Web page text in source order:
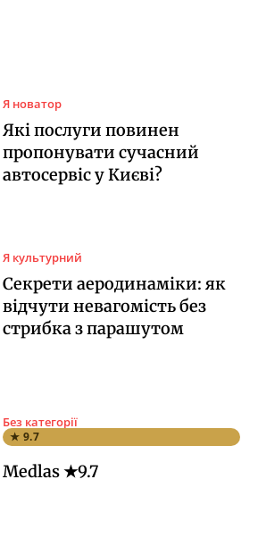
Я новатор
Які послуги повинен
пропонувати сучасний
автосервіс у Києві?
Я культурний
Секрети аеродинаміки: як
відчути невагомість без
стрибка з парашутом
Без категорії
★ 9.7
Medlas ★9.7